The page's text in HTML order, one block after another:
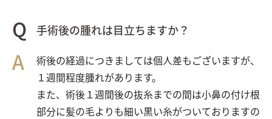
手術後の腫れは目立ちますか？
術後の経過につきましては個人差もございますが、
１週間程度腫れがあります。
また、術後１週間後の抜糸までの間は小鼻の付け根
部分に髪の毛よりも細い黒い糸がついておりますの